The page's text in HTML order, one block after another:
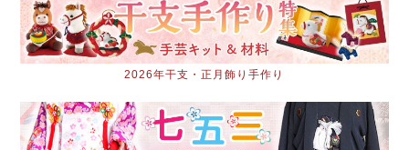
2026年干支・正月飾り手作り